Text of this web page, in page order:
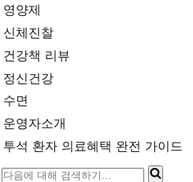
영양제
신체진찰
건강책 리뷰
정신건강
수면
운영자소개
투석 환자 의료혜택 완전 가이드
다